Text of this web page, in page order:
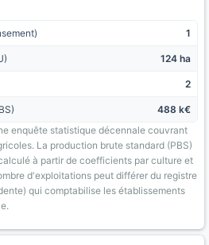
1
124 ha
2
488 k€
enquête statistique décennale couvrant
La production brute standard (PBS)
à partir de coefficients par culture et
d'exploitations peut différer du registre
qui comptabilise les établissements